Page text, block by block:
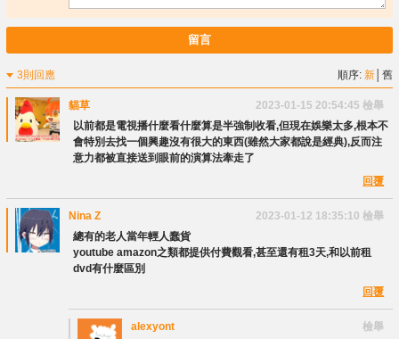
留言
3則回應 順序:新 │舊
貓草 2023-01-15 20:54:45 檢舉
以前都是電視播什麼看什麼算是半強制收看,但現在娛樂太多,根本不
會特別去找一個興趣沒有很大的東西(雖然大家都說是經典),反而注
意力都被直接送到眼前的演算法牽走了
回覆
Nina Z 2023-01-12 18:35:10 檢舉
總有的老人當年輕人蠢貨
youtube amazon之類都提供付費觀看,甚至還有租3天,和以前租
dvd有什麼區別
回覆
alexyont
檢舉